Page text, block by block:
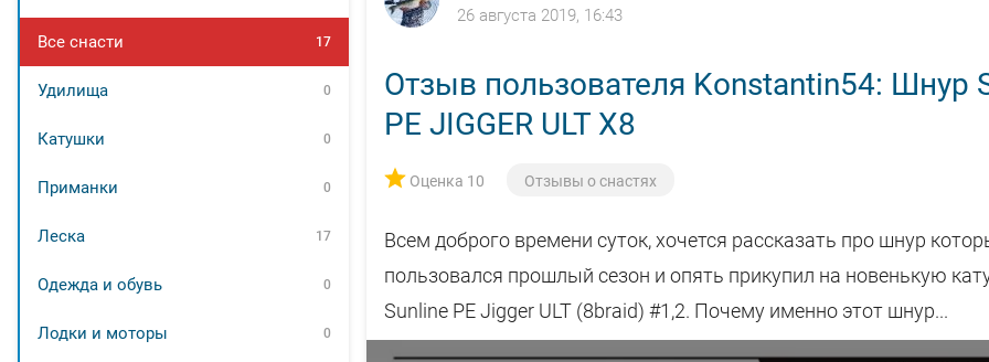
Все снасти 17
Удилища 0
Катушки 0
Приманки 0
Леска 17
Одежда и обувь 0
Лодки и моторы 0
26 августа 2019, 16:43
Отзыв пользователя Konstantin54: Шнур
PE JIGGER ULT X8
Оценка 10 Отзывы о снастях
Всем доброго времени суток, хочется рассказать про шнур
пользовался прошлый сезон и опять прикупил на новенькую
Sunline PE Jigger ULT (8braid) #1,2. Почему именно этот шнур...